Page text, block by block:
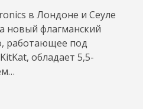
в Лондоне и Сеуле
новый флагманский
работающее под
обладает 5,5-